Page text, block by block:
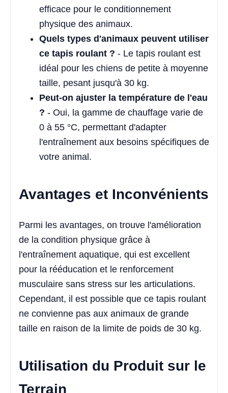
efficace pour le conditionnement
physique des animaux.
Quels types d'animaux peuvent utiliser
ce tapis roulant ? - Le tapis roulant est
idéal pour les chiens de petite à moyenne
taille, pesant jusqu'à 30 kg.
Peut-on ajuster la température de l'eau
? - Oui, la gamme de chauffage varie de
0 à 55 °C, permettant d'adapter
l'entraînement aux besoins spécifiques de
votre animal.
Avantages et Inconvénients
Parmi les avantages, on trouve l'amélioration
de la condition physique grâce à
l'entraînement aquatique, qui est excellent
pour la rééducation et le renforcement
musculaire sans stress sur les articulations.
Cependant, il est possible que ce tapis roulant
ne convienne pas aux animaux de grande
taille en raison de la limite de poids de 30 kg.
Utilisation du Produit sur le
Terrain